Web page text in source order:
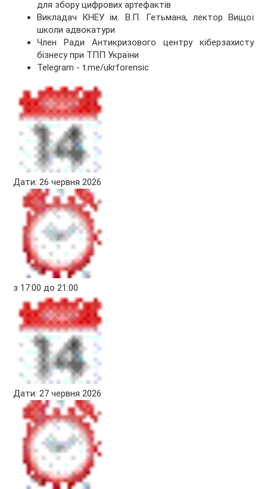
для збору цифрових артефактів
Викладач КНЕУ ім. В.П. Гетьмана, лектор Вищої
школи адвокатури
Член Ради Антикризового центру кіберзахисту
бізнесу при ТПП України
Telegram - t.me/ukrforensic
Дати: 26 червня 2026
з 17:00 до 21:00
Дати: 27 червня 2026